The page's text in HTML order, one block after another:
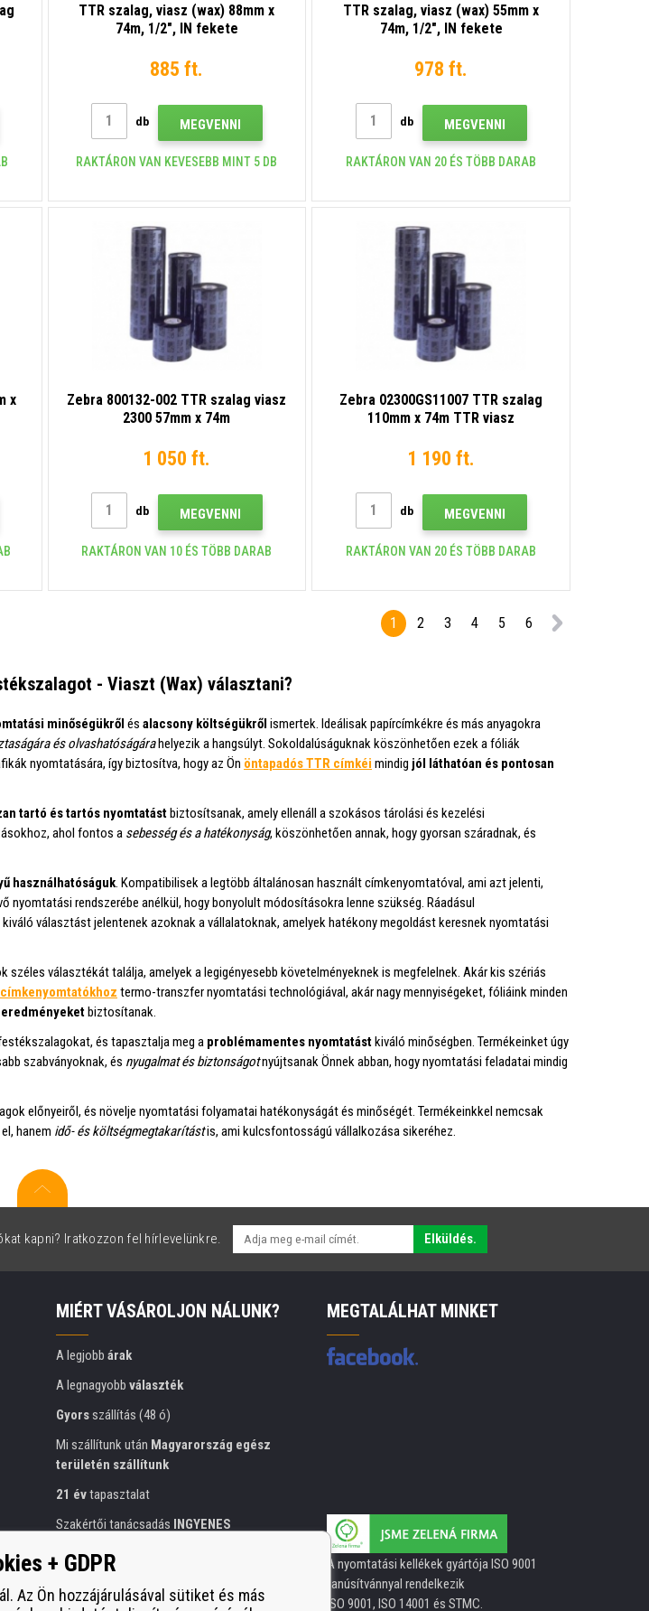
TTR szalag, viasz (wax) 88mm x
74m, 1/2", IN fekete
885 ft.
db MEGVENNI
RAKTÁRON VAN KEVESEBB MINT 5 DB
TTR szalag, viasz (wax) 55mm x
74m, 1/2", IN fekete
978 ft.
db MEGVENNI
RAKTÁRON VAN 20 ÉS TÖBB DARAB
x
Zebra 800132-002 TTR szalag viasz
2300 57mm x 74m
1 050 ft.
db MEGVENNI
RAKTÁRON VAN 10 ÉS TÖBB DARAB
Zebra 02300GS11007 TTR szalag
110mm x 74m TTR viasz
1 190 ft.
db MEGVENNI
RAKTÁRON VAN 20 ÉS TÖBB DARAB
1 2 3 4 5 6
- Viaszt (Wax) választani?
minőségükről és alacsony költségükről ismertek. Ideálisak papírcímkékre és más anyagokra
és olvashatóságárahelyezik a hangsúlyt. Sokoldalúságuknak köszönhetően ezek a fóliák
nyomtatására, így biztosítva, hogy az Ön öntapadós TTR címkéi mindig jól láthatóan és pontosan
tartó és tartós nyomtatástbiztosítsanak, amely ellenáll a szokásos tárolási és kezelési
ahol fontos a sebesség és a hatékonyság, köszönhetően annak, hogy gyorsan száradnak, és
használhatóságuk. Kompatibilisek a legtöbb általánosan használt címkenyomtatóval, ami azt jelenti,
nyomtatási rendszerébe anélkül, hogy bonyolult módosításokra lenne szükség. Ráadásul
választást jelentenek azoknak a vállalatoknak, amelyek hatékony megoldást keresnek nyomtatási
széles választékát találja, amelyek a legigényesebb követelményeknek is megfelelnek. Akár kis szériás
címkenyomtatókhoz termo-transzfer nyomtatási technológiával, akár nagy mennyiségeket, fóliáink minden
biztosítanak.
és tapasztalja meg a problémamentes nyomtatástkiváló minőségben. Termékeinket úgy
szabványoknak, és nyugalmat és biztonságotnyújtsanak Önnek abban, hogy nyomtatási feladatai mindig
előnyeiről, és növelje nyomtatási folyamatai hatékonyságát és minőségét. Termékeinkkel nemcsak
hanem idő- és költségmegtakarítástis, ami kulcsfontosságú vállalkozása sikeréhez.
kapni? Iratkozzon fel hírlevelünkre. Elküldés.
MIÉRT VÁSÁROLJON NÁLUNK?
A legjobb árak
A legnagyobb választék
Gyorsszállítás (48 ó)
Mi szállítunk után Magyarország egész
területén szállítunk
21 évtapasztalat
Szakértői tanácsadás INGYENES
Előzékeny hozzáállás
MEGTALÁLHAT MINKET
A nyomtatási kellékek gyártója ISO 9001
tanúsítvánnyal rendelkezik
ISO 9001, ISO 14001 és STMC.
+ GDPR
Az Ön hozzájárulásával sütiket és más